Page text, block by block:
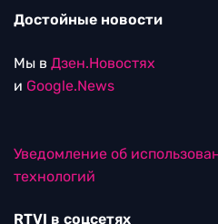
Достойные новости
Мы в Дзен.Новостях
и Google.News
Уведомление об
технологий
RTVI в соцсетях